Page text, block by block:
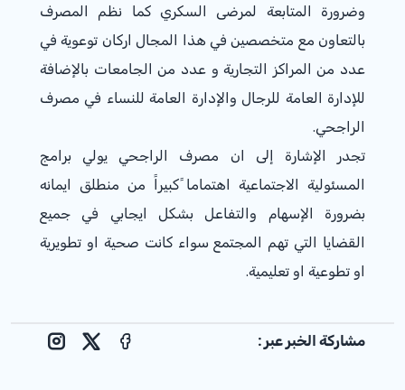
وضرورة المتابعة لمرضى السكري كما نظم المصرف
بالتعاون مع متخصصين في هذا المجال اركان توعوية في
عدد من المراكز التجارية و عدد من الجامعات بالإضافة
للإدارة العامة للرجال والإدارة العامة للنساء في مصرف
الراجحي.
تجدر الإشارة إلى ان مصرف الراجحي يولي برامج
المسئولية الاجتماعية اهتماما ًكبيراً من منطلق ايمانه
بضرورة الإسهام والتفاعل بشكل ايجابي في جميع
القضايا التي تهم المجتمع سواء كانت صحية او تطويرية
او تطوعية او تعليمية.
مشاركة الخبر عبر : Facebook
X